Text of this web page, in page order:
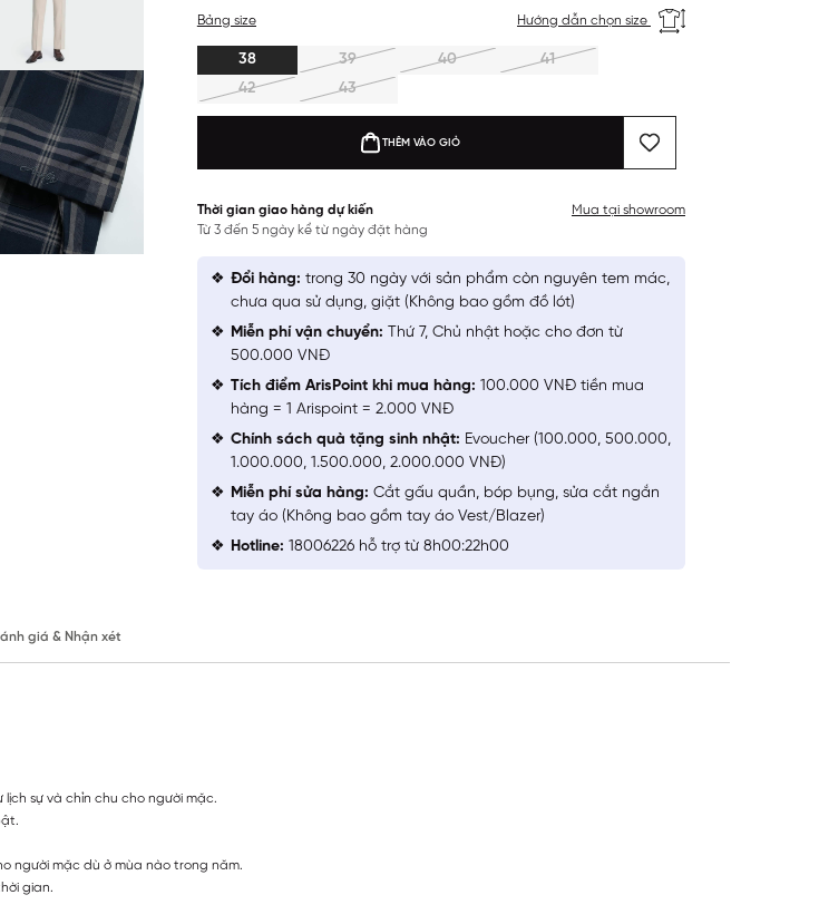
Bảng size Hướng dẫn chọn size
38 39 40
41
42
43
THÊM VÀO GIỎ
Thời gian giao hàng dự kiến
Từ 3 đến 5 ngày kể từ ngày đặt hàng
Mua tại showroom
Đổi hàng: trong 30 ngày với sản phẩm còn nguyên tem mác,
chưa qua sử dụng, giặt (Không bao gồm đồ lót)
Miễn phí vận chuyển: Thứ 7, Chủ nhật hoặc cho đơn từ
500.000 VNĐ
Tích điểm ArisPoint khi mua hàng: 100.000 VNĐ tiền mua
hàng = 1 Arispoint = 2.000 VNĐ
Chính sách quà tặng sinh nhật: Evoucher (100.000, 500.000,
1.000.000, 1.500.000, 2.000.000 VNĐ)
Miễn phí sửa hàng: Cắt gấu quần, bóp bụng, sửa cắt ngắn
tay áo (Không bao gồm tay áo Vest/Blazer)
Hotline: 18006226 hỗ trợ từ 8h00:22h00
giá & Nhận xét
sự và chỉn chu cho người mặc.
người mặc dù ở mùa nào trong năm.
gian.